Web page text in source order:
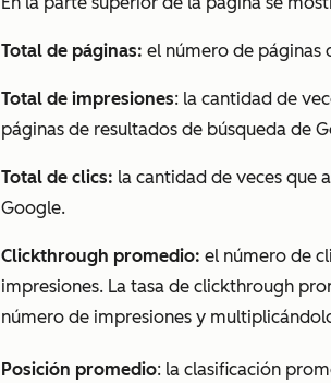
Total de páginas: el número de páginas
Total de impresiones: la cantidad de
páginas de resultados de búsqueda de
Total de clics: la cantidad de veces que
Google.
Clickthrough promedio: el número de
impresiones. La tasa de clickthrough
número de impresiones y
Posición promedio: la clasificación